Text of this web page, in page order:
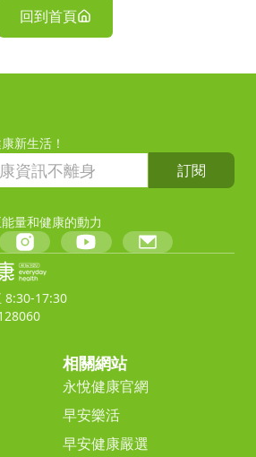
回到首頁
新生活！
訂閱
量和健康的動力
8:30-17:30
相關網站
永悅健康官網
早安樂活
早安健康嚴選